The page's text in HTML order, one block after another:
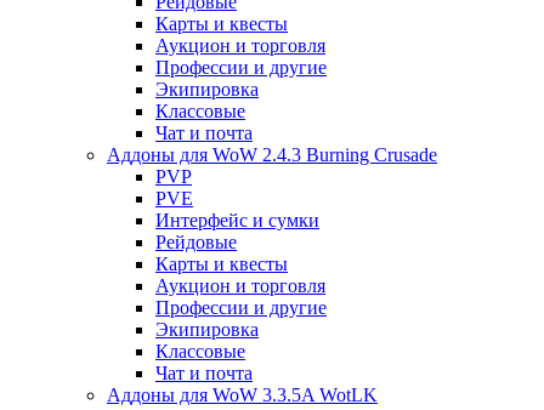
Карты и квесты
Аукцион и торговля
Профессии и другие
Экипировка
Классовые
Чат и почта
Аддоны для WoW 2.4.3 Burning Crusade
PVP
PVE
Интерфейс и сумки
Рейдовые
Карты и квесты
Аукцион и торговля
Профессии и другие
Экипировка
Классовые
Чат и почта
Аддоны для WoW 3.3.5A WotLK